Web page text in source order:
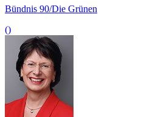
Bündnis 90/Die Grünen
()